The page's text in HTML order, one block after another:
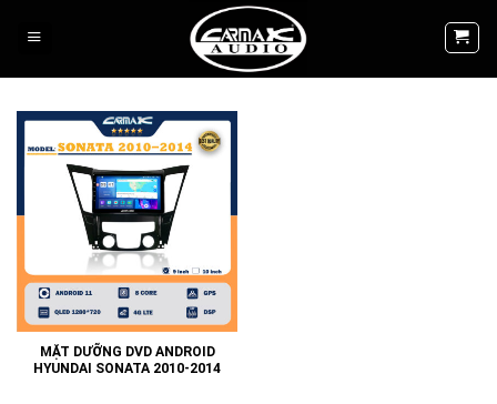
MẶT DƯỠNG DVD ANDROID
HYUNDAI SONATA 2010-2014